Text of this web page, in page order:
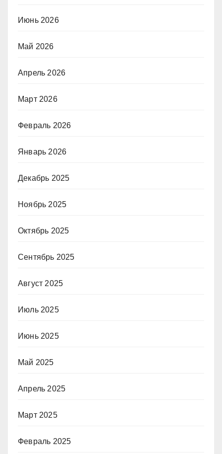
Июнь 2026
Май 2026
Апрель 2026
Март 2026
Февраль 2026
Январь 2026
Декабрь 2025
Ноябрь 2025
Октябрь 2025
Сентябрь 2025
Август 2025
Июль 2025
Июнь 2025
Май 2025
Апрель 2025
Март 2025
Февраль 2025